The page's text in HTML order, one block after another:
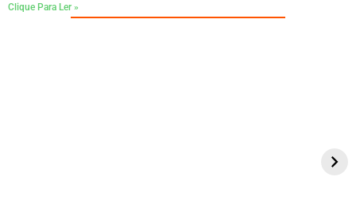
Clique Para Ler »